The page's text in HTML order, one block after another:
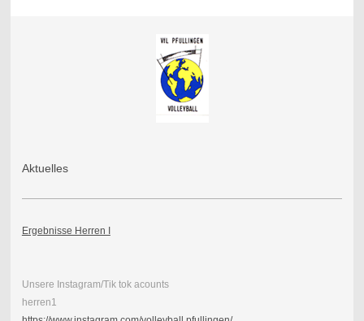
Aktuelles
Ergebnisse Herren I
Unsere Instagram/Tik tok acounts
herren1